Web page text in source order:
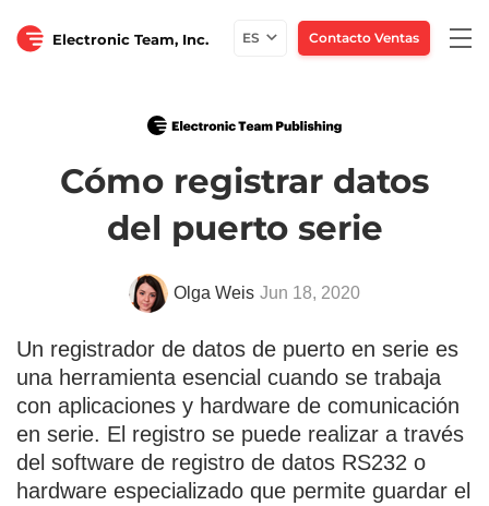
Electronic Team, Inc. ES Contacto Ventas
Cómo registrar datos
del puerto serie
Olga Weis Jun 18, 2020
Un registrador de datos de puerto en serie es
una herramienta esencial cuando se trabaja
con aplicaciones y hardware de comunicación
en serie. El registro se puede realizar a través
del software de registro de datos RS232 o
hardware especializado que permite guardar el